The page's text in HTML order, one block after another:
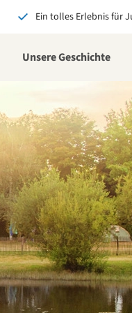
Ein tolles Erlebnis für
Unsere Geschichte